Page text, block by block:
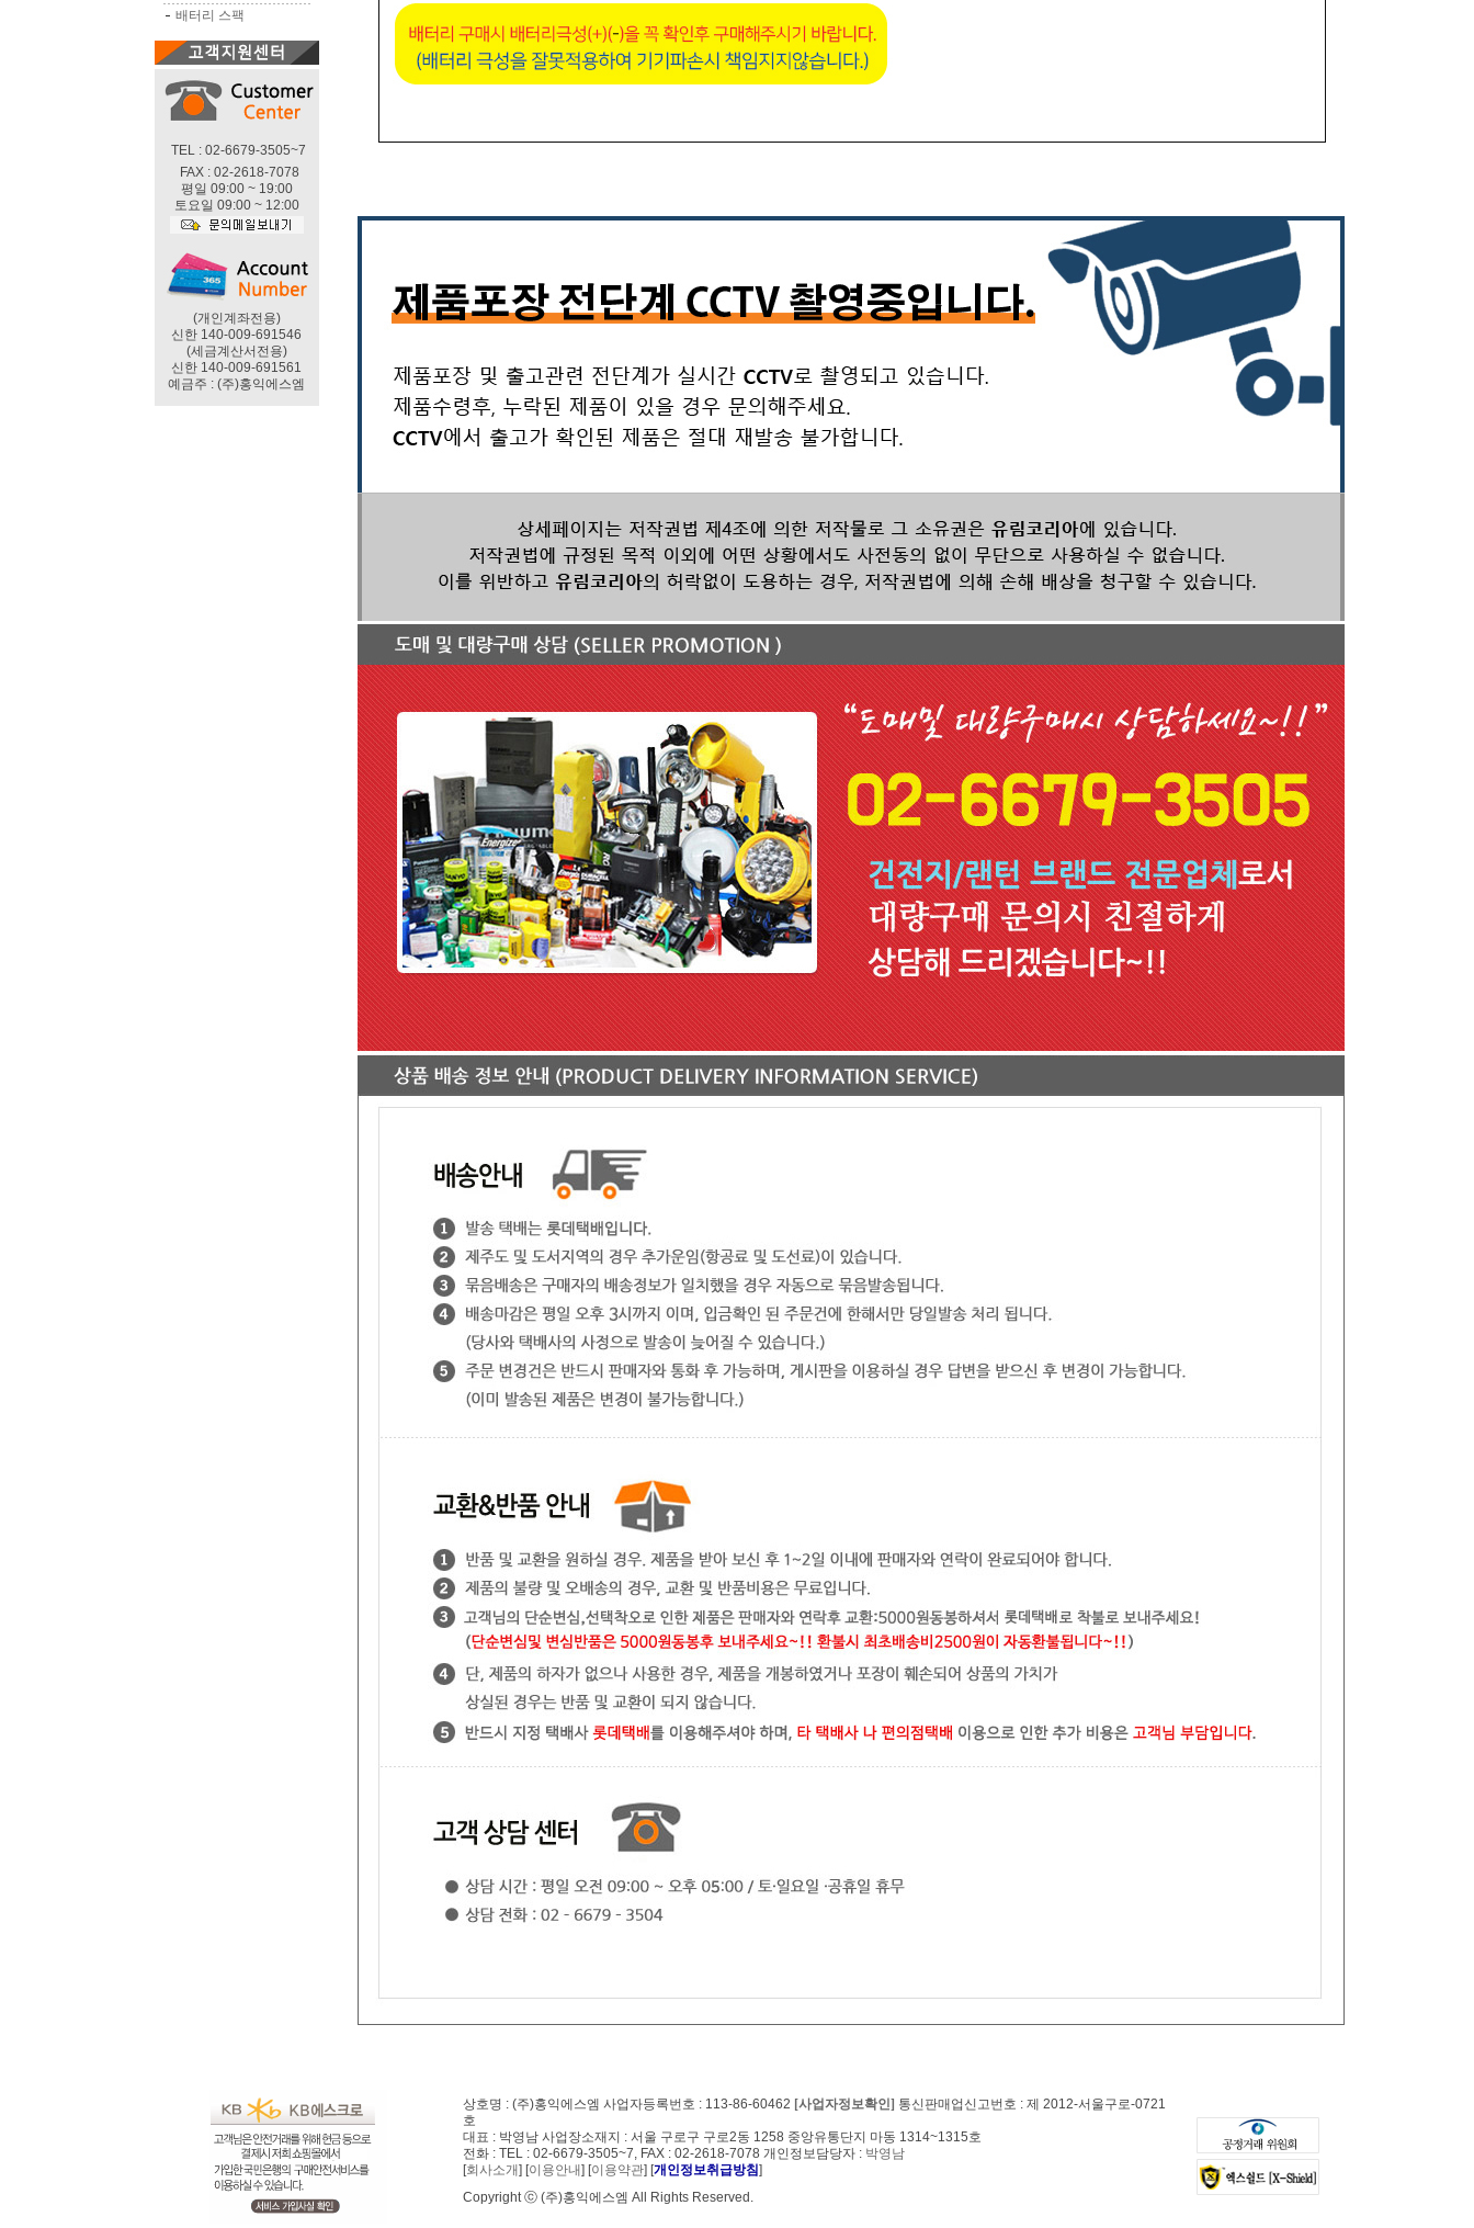
배터리 스팩
TEL : 02-6679-3505~7
FAX : 02-2618-7078
평일 09:00 ~ 19:00
토요일 09:00 ~ 12:00
(개인계좌전용)
신한 140-009-691546
(세금계산서전용)
신한 140-009-691561
예금주 : (주)홍익에스엠
상호명 : (주)홍익에스엠 사업자등록번호 : 113-86-60462 [사업자정보확인] 통신판매업신고번호 : 제 2012-서울구로-0721
호
대표 : 박영남 사업장소재지 : 서울 구로구 구로2동 1258 중앙유통단지 마동 1314~1315호
전화 : TEL : 02-6679-3505~7, FAX : 02-2618-7078 개인정보담당자 : 박영남
[회사소개] [이용안내] [이용약관] [개인정보취급방침]
Copyright ⓒ (주)홍익에스엠 All Rights Reserved.